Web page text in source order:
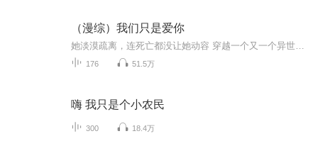
（漫综）我们只是爱你
176 51.5万
嗨 我只是个小农民
300 18.4万